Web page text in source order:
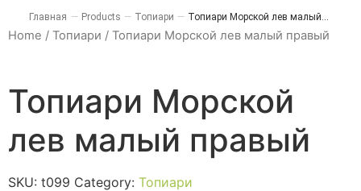
Главная — Products — Топиари — Топиари Морской лев малый...
Home / Топиари / Топиари Морской лев малый правый
Топиари Морской
лев малый правый
SKU: t099 Category: Топиари